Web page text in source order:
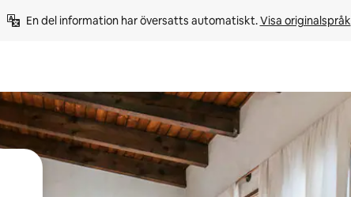
En del information har översatts automatiskt. Visa originalspråk